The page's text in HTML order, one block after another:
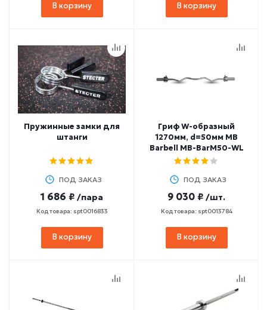
В корзину В корзину
Пружинные замки для
штанги
ПОД ЗАКАЗ
1 686 ₽ /пара
Код товара: spt0016833
В корзину
Гриф W-образный
1270мм, d=50мм MB
Barbell MB-BarM50-WL
ПОД ЗАКАЗ
9 030 ₽ /шт.
Код товара: spt0013784
В корзину